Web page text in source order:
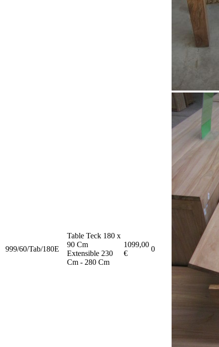
999/60/Tab/180E
Table Teck 180 x
90 Cm
Extensible 230
Cm - 280 Cm
1099,00
€
0